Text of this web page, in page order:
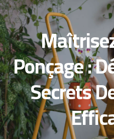
Ponçage :
Secrets